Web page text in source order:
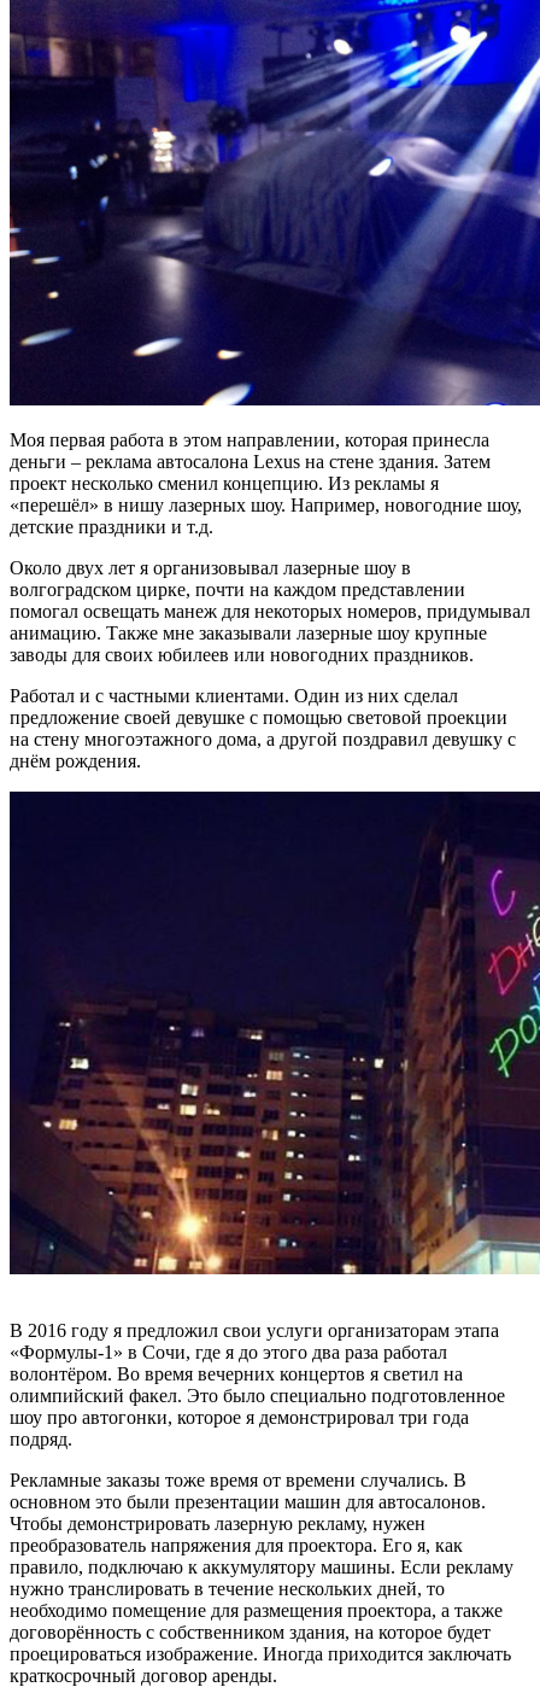
Моя первая работа в этом направлении, которая принесла
деньги – реклама автосалона Lexus на стене здания. Затем
проект несколько сменил концепцию. Из рекламы я
«перешёл» в нишу лазерных шоу. Например, новогодние шоу,
детские праздники и т.д.
Около двух лет я организовывал лазерные шоу в
волгоградском цирке, почти на каждом представлении
помогал освещать манеж для некоторых номеров, придумывал
анимацию. Также мне заказывали лазерные шоу крупные
заводы для своих юбилеев или новогодних праздников.
Работал и с частными клиентами. Один из них сделал
предложение своей девушке с помощью световой проекции
на стену многоэтажного дома, а другой поздравил девушку с
днём рождения.
В 2016 году я предложил свои услуги организаторам этапа
«Формулы-1» в Сочи, где я до этого два раза работал
волонтёром. Во время вечерних концертов я светил на
олимпийский факел. Это было специально подготовленное
шоу про автогонки, которое я демонстрировал три года
подряд.
Рекламные заказы тоже время от времени случались. В
основном это были презентации машин для автосалонов.
Чтобы демонстрировать лазерную рекламу, нужен
преобразователь напряжения для проектора. Его я, как
правило, подключаю к аккумулятору машины. Если рекламу
нужно транслировать в течение нескольких дней, то
необходимо помещение для размещения проектора, а также
договорённость с собственником здания, на которое будет
проецироваться изображение. Иногда приходится заключать
краткосрочный договор аренды.